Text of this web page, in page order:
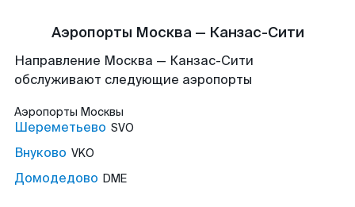
Аэропорты Москва — Канзас-Сити
Направление Москва — Канзас-Сити
обслуживают следующие аэропорты
Аэропорты Москвы
Шереметьево SVO
Внуково VKO
Домодедово DME